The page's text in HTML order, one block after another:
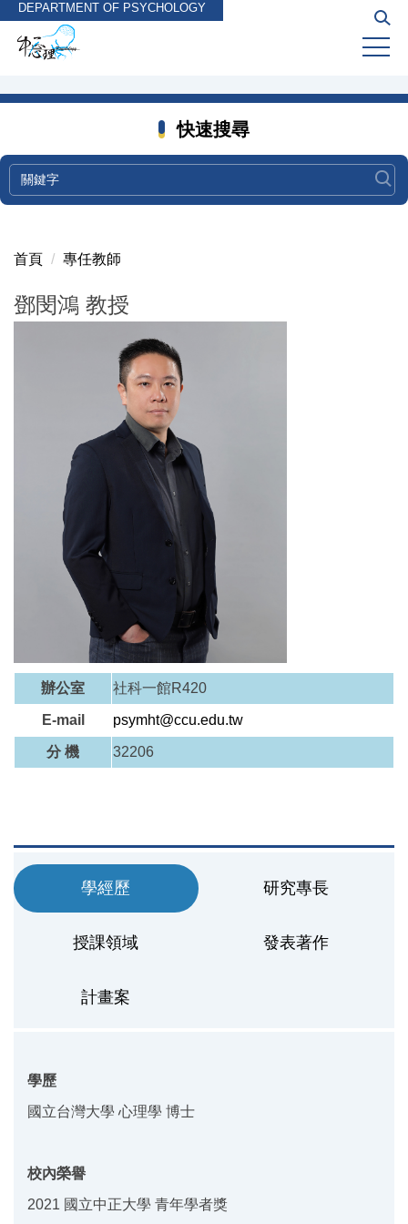
跳
到
內
DEPARTMENT OF PSYCHOLOGY
快速搜尋
首頁 專任教師
鄧閔鴻 教授
辦公室 社科一館R420
E-mail psymht@ccu.edu.tw
分 機 32206
學經歷 研究專長
授課領域 發表著作
計畫案
學歷
國立台灣大學 心理學 博士
校內榮譽
2021 國立中正大學 青年學者獎